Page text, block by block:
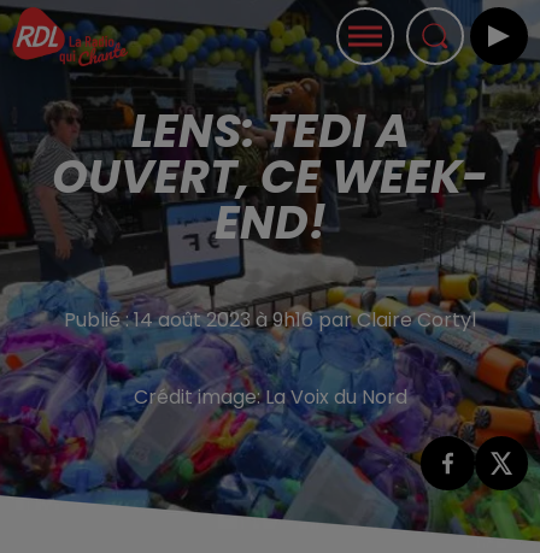
LENS: TEDI A
OUVERT, CE WEEK-
END!
Publié : 14 août 2023 à 9h16 par Claire Cortyl
Crédit image:La Voix du Nord